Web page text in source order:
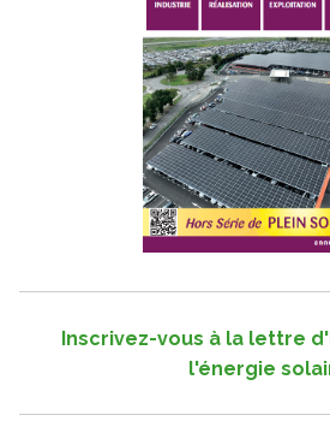
Inscrivez-vous à la lettre
l'énergie